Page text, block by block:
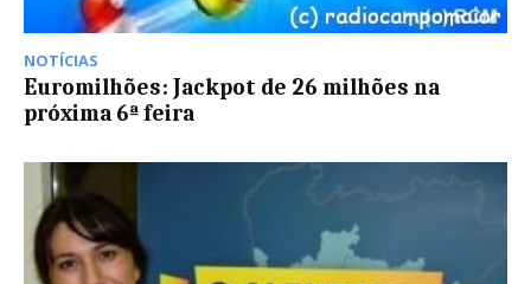
NOTÍCIAS
Euromilhões: Jackpot de 26 milhões na
próxima 6ª feira